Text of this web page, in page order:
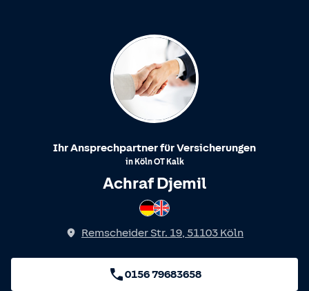
Ihr Ansprechpartner für Versicherungen
in KölnOT Kalk
Achraf Djemil
Spricht
Deutsch
Englisch
Remscheider Str. 19, 51103 Köln
0156 79683658